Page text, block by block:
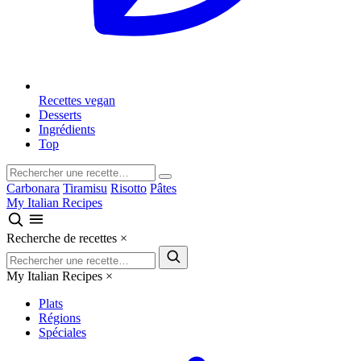
Recettes vegan
Desserts
Ingrédients
Top
Carbonara Tiramisu Risotto Pâtes
My Italian Recipes
Recherche de recettes ×
My Italian Recipes ×
Plats
Régions
Spéciales